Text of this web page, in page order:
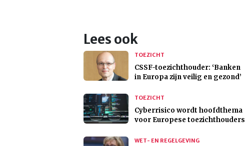
Lees ook
TOEZICHT
CSSF-toezichthouder: ‘Banken
in Europa zijn veilig en gezond’
TOEZICHT
Cyberrisico wordt hoofdthema
voor Europese toezichthouders
WET- EN REGELGEVING